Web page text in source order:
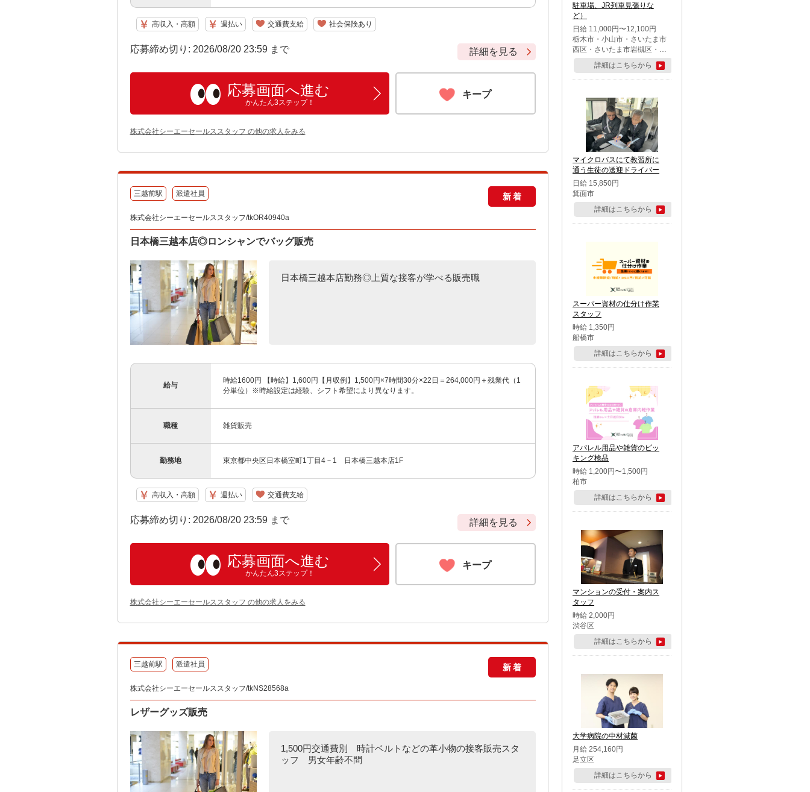
高収入・高額 週払い 交通費支給 社会保険あり
応募締め切り: 2026/08/20 23:59 まで 詳細を見る
応募画面へ進む
かんたん3ステップ！
キープ
株式会社シーエーセールススタッフ の他の求人をみる
三越前駅 派遣社員 新着
株式会社シーエーセールススタッフ/tkOR40940a
日本橋三越本店◎ロンシャンでバッグ販売
日本橋三越本店勤務◎上質な接客が学べる販売職
給与
時給1600円 【時給】1,600円【月収例】1,500円×7時間30分×22日＝264,000円＋残業代（1
分単位）※時給設定は経験、シフト希望により異なります。
職種 雑貨販売
勤務地 東京都中央区日本橋室町1丁目4－1 日本橋三越本店1F
高収入・高額 週払い 交通費支給
応募締め切り: 2026/08/20 23:59 まで 詳細を見る
応募画面へ進む
かんたん3ステップ！
キープ
株式会社シーエーセールススタッフ の他の求人をみる
三越前駅 派遣社員 新着
株式会社シーエーセールススタッフ/tkNS28568a
レザーグッズ販売
1,500円交通費別 時計ベルトなどの革小物の接客販売スタ
ッフ 男女年齢不問
駐車場、JR列車見張りな
ど）
日給 11,000円〜12,100円
栃木市・小山市・さいたま市
西区・さいたま市岩槻区・久
喜市・蓮田市
詳細はこちらから
マイクロバスにて教習所に
通う生徒の送迎ドライバー
日給 15,850円
箕面市
詳細はこちらから
スーパー資材の仕分け作業
スタッフ
時給 1,350円
船橋市
詳細はこちらから
アパレル用品や雑貨のピッ
キング検品
時給 1,200円〜1,500円
柏市
詳細はこちらから
マンションの受付・案内ス
タッフ
時給 2,000円
渋谷区
詳細はこちらから
大学病院の中材滅菌
月給 254,160円
足立区
詳細はこちらから